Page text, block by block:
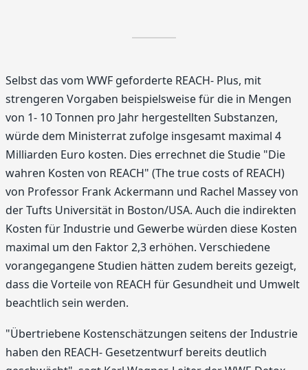
Selbst das vom WWF geforderte REACH- Plus, mit
strengeren Vorgaben beispielsweise für die in Mengen
von 1- 10 Tonnen pro Jahr hergestellten Substanzen,
würde dem Ministerrat zufolge insgesamt maximal 4
Milliarden Euro kosten. Dies errechnet die Studie "Die
wahren Kosten von REACH" (The true costs of REACH)
von Professor Frank Ackermann und Rachel Massey von
der Tufts Universität in Boston/USA. Auch die indirekten
Kosten für Industrie und Gewerbe würden diese Kosten
maximal um den Faktor 2,3 erhöhen. Verschiedene
vorangegangene Studien hätten zudem bereits gezeigt,
dass die Vorteile von REACH für Gesundheit und Umwelt
beachtlich sein werden.
"Übertriebene Kostenschätzungen seitens der Industrie
haben den REACH- Gesetzentwurf bereits deutlich